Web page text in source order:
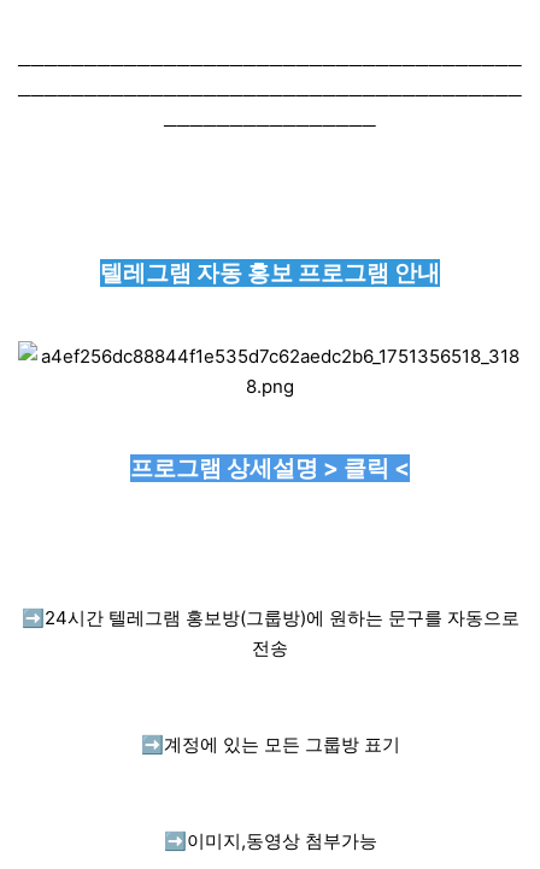
──────────────────────────────────────
──────────────────────────────────────
────────────────
텔레그램 자동 홍보 프로그램 안내
프로그램 상세설명 > 클릭 <
➡️ 24시간 텔레그램 홍보방(그룹방)에 원하는 문구를 자동으로
전송
➡️ 계정에 있는 모든 그룹방 표기
➡️ 이미지,동영상 첨부가능